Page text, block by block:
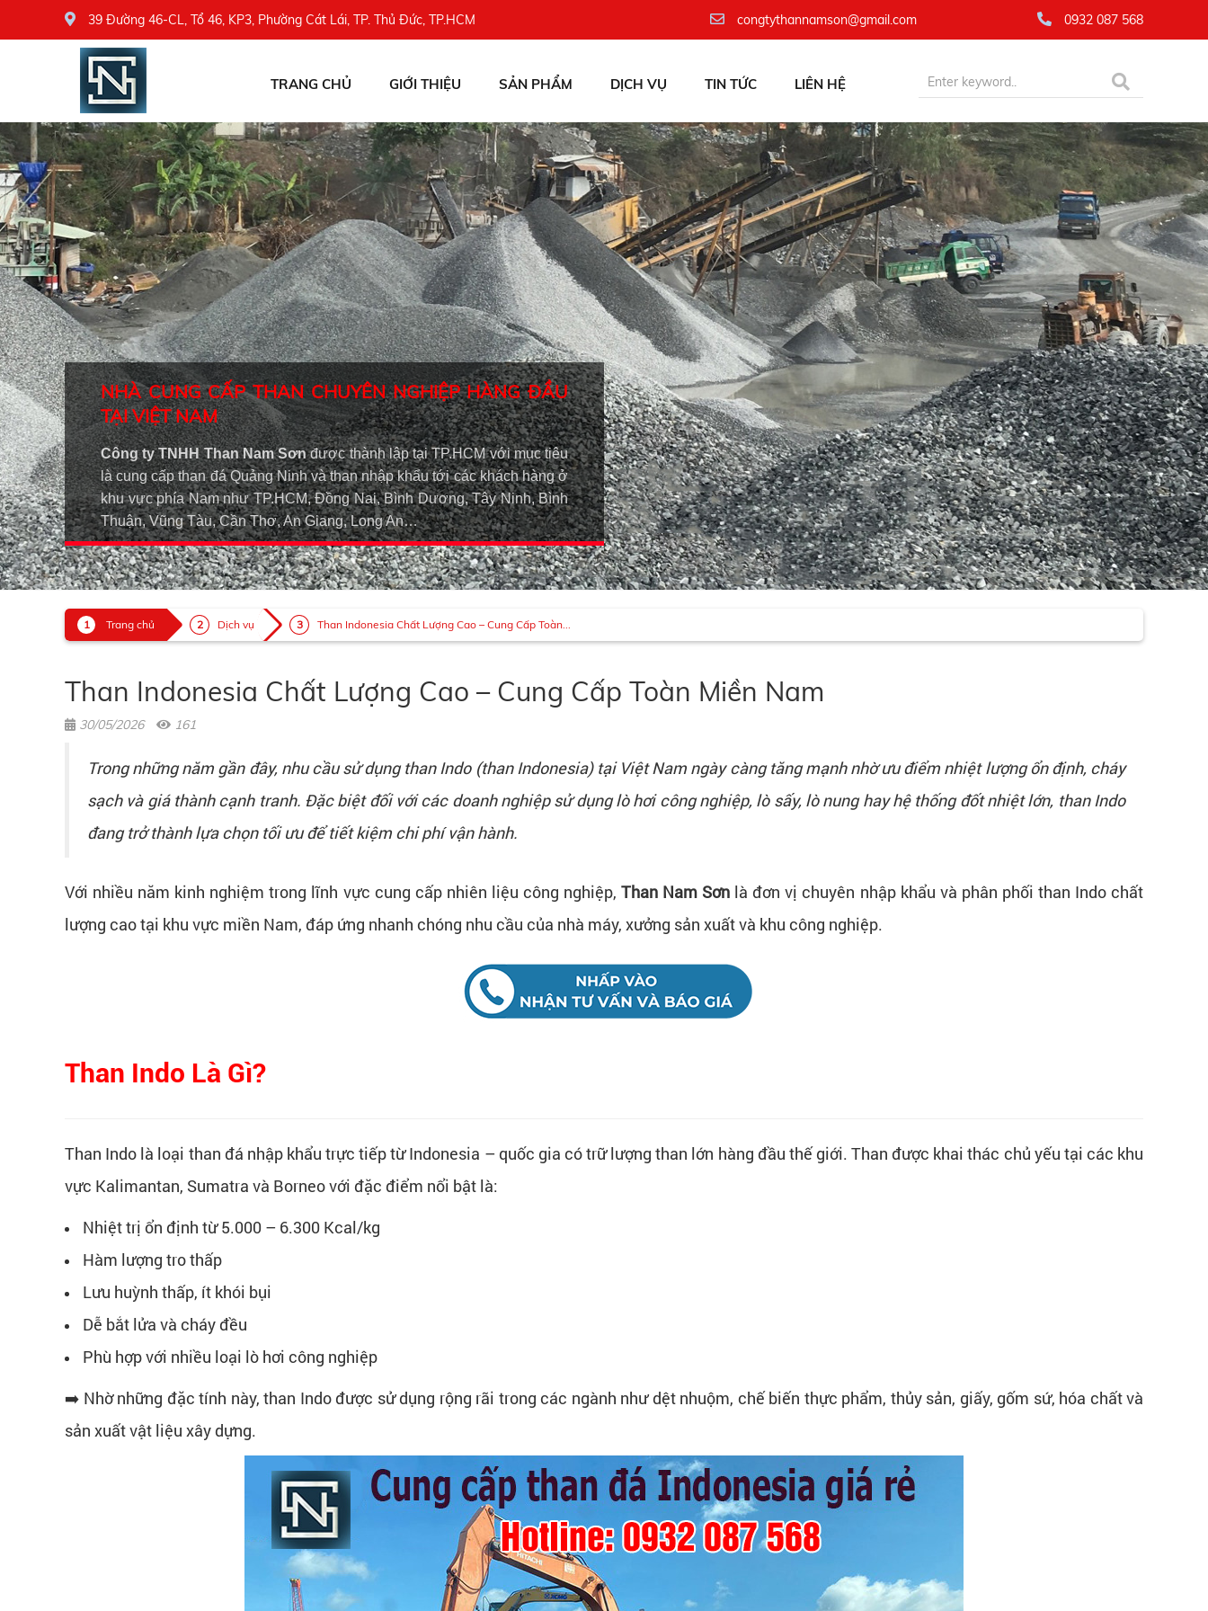
39 Đường 46-CL, Tổ 46, KP3, Phường Cát Lái, TP. Thủ Đức, TP.HCM congtythannamson@gmail.com 0932 087 568
TRANG CHỦ GIỚI THIỆU SẢN PHẨM DỊCH VỤ TIN TỨC LIÊN HỆ
NHÀ CUNG CẤP THAN CHUYÊN NGHIỆP HÀNG ĐẦU
TẠI VIỆT NAM
Công ty TNHH Than Nam Sơnđược thành lập tại TP.HCM với mục tiêu
là cung cấp than đá Quảng Ninh và than nhập khẩu tới các khách hàng ở
khu vực phía Nam như TP.HCM, Đồng Nai, Bình Dương, Tây Ninh, Bình
Thuận, Vũng Tàu, Cần Thơ, An Giang, Long An…
Trang chủ Dịch vụ Than Indonesia Chất Lượng Cao – Cung Cấp Toàn...
Than Indonesia Chất Lượng Cao – Cung Cấp Toàn Miền Nam
30/05/2026 161
Trong những năm gần đây, nhu cầu sử dụng than Indo (than Indonesia) tại Việt Nam ngày càng tăng mạnh nhờ ưu điểm nhiệt lượng ổn định, cháy
sạch và giá thành cạnh tranh. Đặc biệt đối với các doanh nghiệp sử dụng lò hơi công nghiệp, lò sấy, lò nung hay hệ thống đốt nhiệt lớn, than Indo
đang trở thành lựa chọn tối ưu để tiết kiệm chi phí vận hành.
Với nhiều năm kinh nghiệm trong lĩnh vực cung cấp nhiên liệu công nghiệp, Than Nam Sơn là đơn vị chuyên nhập khẩu và phân phối than Indo chất
lượng cao tại khu vực miền Nam, đáp ứng nhanh chóng nhu cầu của nhà máy, xưởng sản xuất và khu công nghiệp.
Than Indo Là Gì?
Than Indo là loại than đá nhập khẩu trực tiếp từ Indonesia – quốc gia có trữ lượng than lớn hàng đầu thế giới. Than được khai thác chủ yếu tại các khu
vực Kalimantan, Sumatra và Borneo với đặc điểm nổi bật là:
Nhiệt trị ổn định từ 5.000 – 6.300 Kcal/kg
Hàm lượng tro thấp
Lưu huỳnh thấp, ít khói bụi
Dễ bắt lửa và cháy đều
Phù hợp với nhiều loại lò hơi công nghiệp
➡️ Nhờ những đặc tính này, than Indo được sử dụng rộng rãi trong các ngành như dệt nhuộm, chế biến thực phẩm, thủy sản, giấy, gốm sứ, hóa chất và
sản xuất vật liệu xây dựng.